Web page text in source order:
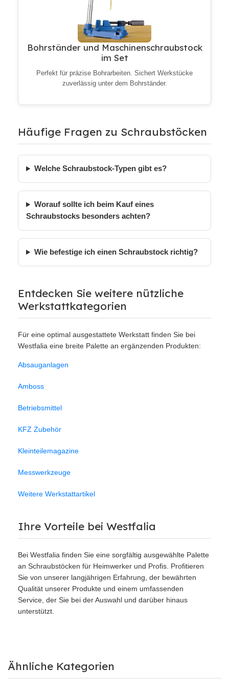
Bohrständer und Maschinenschraubstock
im Set
Perfekt für präzise Bohrarbeiten. Sichert Werkstücke
zuverlässig unter dem Bohrständer.
Häufige Fragen zu Schraubstöcken
Welche Schraubstock-Typen gibt es?
Worauf sollte ich beim Kauf eines
Schraubstocks besonders achten?
Wie befestige ich einen Schraubstock richtig?
Entdecken Sie weitere nützliche
Werkstattkategorien
Für eine optimal ausgestattete Werkstatt finden Sie bei
Westfalia eine breite Palette an ergänzenden Produkten:
Absauganlagen
Amboss
Betriebsmittel
KFZ Zubehör
Kleinteilemagazine
Messwerkzeuge
Weitere Werkstattartikel
Ihre Vorteile bei Westfalia
Bei Westfalia finden Sie eine sorgfältig ausgewählte Palette
an Schraubstöcken für Heimwerker und Profis. Profitieren
Sie von unserer langjährigen Erfahrung, der bewährten
Qualität unserer Produkte und einem umfassenden
Service, der Sie bei der Auswahl und darüber hinaus
unterstützt.
Ähnliche Kategorien